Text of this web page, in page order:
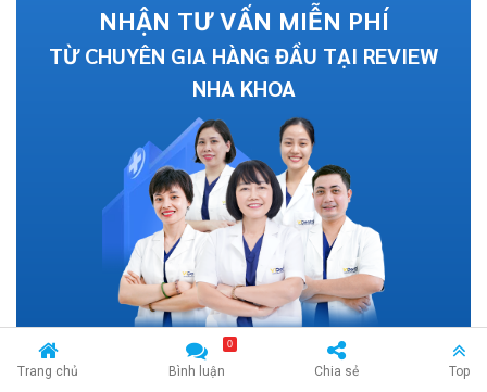
NHẬN TƯ VẤN MIỄN PHÍ
TỪ CHUYÊN GIA HÀNG ĐẦU TẠI REVIEW
NHA KHOA
Trang chủ Bình luận
0
Chia sẻ Top